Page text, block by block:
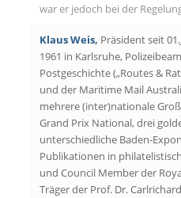
war er jedoch bei der
Klaus Weis, Präsident seit
1961 in Karlsruhe,
Postgeschichte („Routes &
und der Maritime Mail
mehrere (inter)nationale
Grand Prix National, drei
unterschiedliche Baden-
Publikationen in
und Council Member der
Träger der Prof. Dr.